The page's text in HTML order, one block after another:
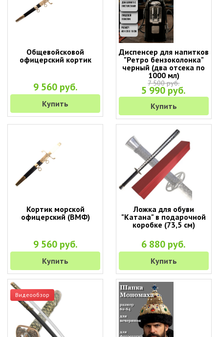
Общевойсковой
офицерский кортик
9 560 руб.
Купить
Диспенсер для напитков
"Ретро бензоколонка"
черный (два отсека по
1000 мл)
7 500 руб.
5 990 руб.
Купить
Кортик морской
офицерский (ВМФ)
9 560 руб.
Купить
Ложка для обуви
"Катана" в подарочной
коробке (73,5 см)
6 880 руб.
Купить
Видеообзор